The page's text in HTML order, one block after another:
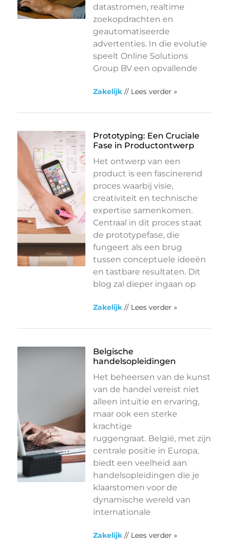
datastromen, realtime
zoekopdrachten en
geautomatiseerde
advertenties. In die evolutie
speelt Online Solutions
Group BV een opvallende
Zakelijk // Lees verder »
Prototyping: Een Cruciale
Fase in Productontwerp
Het ontwerp van een
product is een fascinerend
proces waarbij visie,
creativiteit en technische
expertise samenkomen.
Centraal in dit proces staat
de prototypefase, die
fungeert als een brug
tussen conceptuele ideeën
en tastbare resultaten. Dit
blog zal dieper ingaan op
Zakelijk // Lees verder »
Belgische
handelsopleidingen
Het beheersen van de kunst
van de handel vereist niet
alleen intuïtie en ervaring,
maar ook een sterke
krachtige
ruggengraat. België, met zijn
centrale positie in Europa,
biedt een veelheid aan
handelsopleidingen die je
klaarstomen voor de
dynamische wereld van
internationale
Zakelijk // Lees verder »